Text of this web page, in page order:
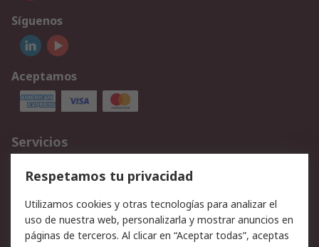
Síguenos
Aceptamos
Servicios
Cómo realizar pedidos
Devoluciones
Facturación y pago
Ofertas
Soporte técnico
Respetamos tu privacidad
Utilizamos cookies y otras tecnologías para analizar el
uso de nuestra web, personalizarla y mostrar anuncios en
páginas de terceros. Al clicar en “Aceptar todas”, aceptas